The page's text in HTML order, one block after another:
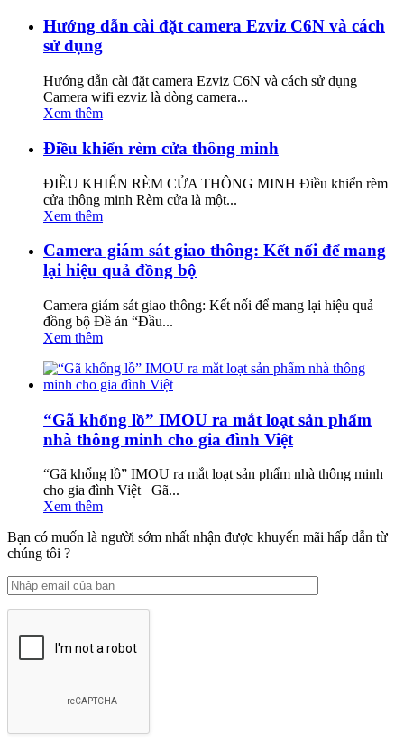
Hướng dẫn cài đặt camera Ezviz C6N và cách
sử dụng
Hướng dẫn cài đặt camera Ezviz C6N và cách sử dụng
Camera wifi ezviz là dòng camera...
Xem thêm
Điều khiển rèm cửa thông minh
ĐIỀU KHIỂN RÈM CỬA THÔNG MINH Điều khiển rèm
cửa thông minh Rèm cửa là một...
Xem thêm
Camera giám sát giao thông: Kết nối để mang
lại hiệu quả đồng bộ
Camera giám sát giao thông: Kết nối để mang lại hiệu quả
đồng bộ Đề án “Đầu...
Xem thêm
“Gã khổng lồ” IMOU ra mắt loạt sản phẩm
nhà thông minh cho gia đình Việt
“Gã khổng lồ” IMOU ra mắt loạt sản phẩm nhà thông minh
cho gia đình Việt Gã...
Xem thêm
Bạn có muốn là người sớm nhất nhận được khuyến mãi hấp dẫn từ
chúng tôi ?